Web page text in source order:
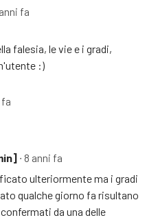
fa
falesia, le vie e i gradi,
:)
fa
∙ 8 anni fa
ulteriormente ma i gradi
qualche giorno fa risultano
da una delle